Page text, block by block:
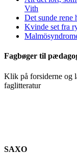
Vith
Det sunde rene
Kvinde set fra
Fagbøger til
Klik på forsiderne og
faglitteratur
SAXO